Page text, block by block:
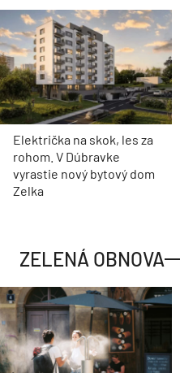
Električka na skok, les za
rohom. V Dúbravke
vyrastie nový bytový dom
Zelka
ZELENÁ OBNOVA